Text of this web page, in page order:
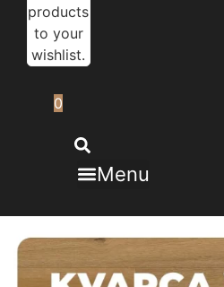
products
to your
wishlist.
0
Menu